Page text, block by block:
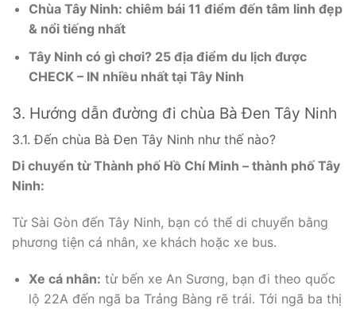
Chùa Tây Ninh: chiêm bái 11 điểm đến tâm linh đẹp
& nổi tiếng nhất
Tây Ninh có gì chơi? 25 địa điểm du lịch được
CHECK – IN nhiều nhất tại Tây Ninh
3. Hướng dẫn đường đi chùa Bà Đen Tây Ninh
3.1. Đến chùa Bà Đen Tây Ninh như thế nào?
Di chuyển từ Thành phố Hồ Chí Minh – thành phố Tây
Ninh:
Từ Sài Gòn đến Tây Ninh, bạn có thể di chuyển bằng
phương tiện cá nhân, xe khách hoặc xe bus.
Xe cá nhân: từ bến xe An Sương, bạn đi theo quốc
lộ 22A đến ngã ba Trảng Bàng rẽ trái. Tới ngã ba thị